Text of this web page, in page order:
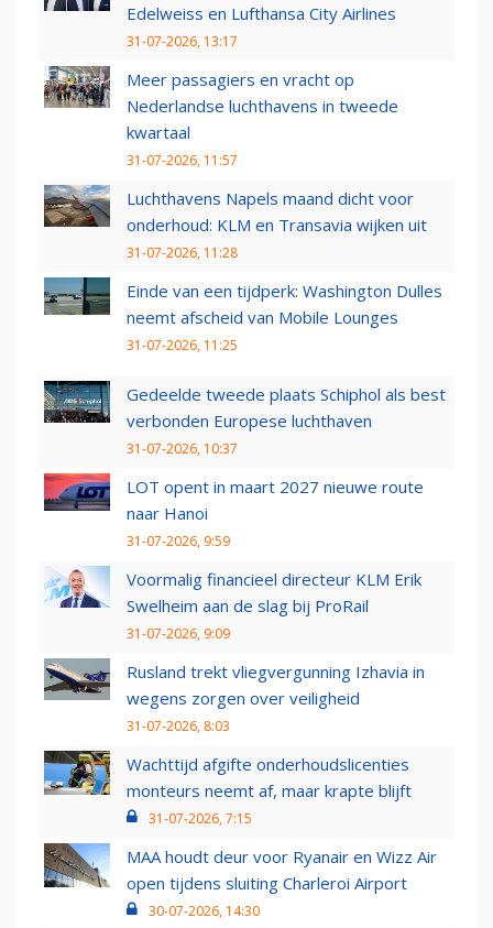
Edelweiss en Lufthansa City Airlines
31-07-2026, 13:17
Meer passagiers en vracht op
Nederlandse luchthavens in tweede
kwartaal
31-07-2026, 11:57
Luchthavens Napels maand dicht voor
onderhoud: KLM en Transavia wijken uit
31-07-2026, 11:28
Einde van een tijdperk: Washington Dulles
neemt afscheid van Mobile Lounges
31-07-2026, 11:25
Gedeelde tweede plaats Schiphol als best
verbonden Europese luchthaven
31-07-2026, 10:37
LOT opent in maart 2027 nieuwe route
naar Hanoi
31-07-2026, 9:59
Voormalig financieel directeur KLM Erik
Swelheim aan de slag bij ProRail
31-07-2026, 9:09
Rusland trekt vliegvergunning Izhavia in
wegens zorgen over veiligheid
31-07-2026, 8:03
Wachttijd afgifte onderhoudslicenties
monteurs neemt af, maar krapte blijft
31-07-2026, 7:15
MAA houdt deur voor Ryanair en Wizz Air
open tijdens sluiting Charleroi Airport
30-07-2026, 14:30